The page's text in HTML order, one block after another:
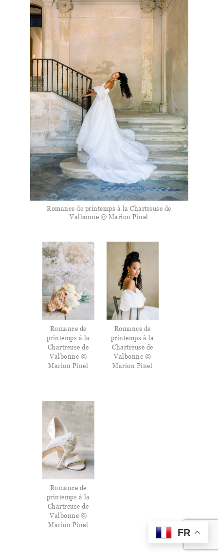
Romance de printemps à la Chartreuse de
Valbonne © Marion Pinel
Romance de
printemps à la
Chartreuse de
Valbonne ©
Marion Pinel
Romance de
printemps à la
Chartreuse de
Valbonne ©
Marion Pinel
Romance de
printemps à la
Chartreuse de
Valbonne ©
Marion Pinel
FR